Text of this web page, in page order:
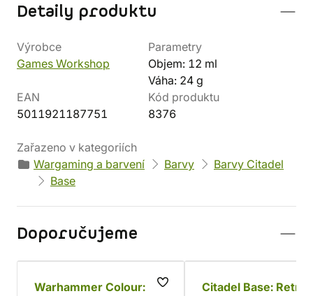
Detaily produktu
Výrobce
Games Workshop
Parametry
Objem: 12 ml
Váha: 24 g
EAN
5011921187751
Kód produktu
8376
Zařazeno v kategoriích
Wargaming a barvení
Barvy
Barvy Citadel
Base
Doporučujeme
Warhammer Colour:
Citadel Base: